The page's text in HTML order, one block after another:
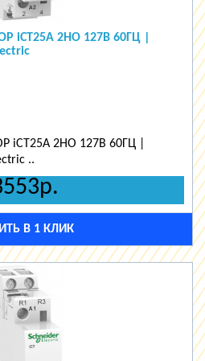
2НО 127В 60ГЦ |
2НО 127В 60ГЦ |
..
В 1 КЛИК